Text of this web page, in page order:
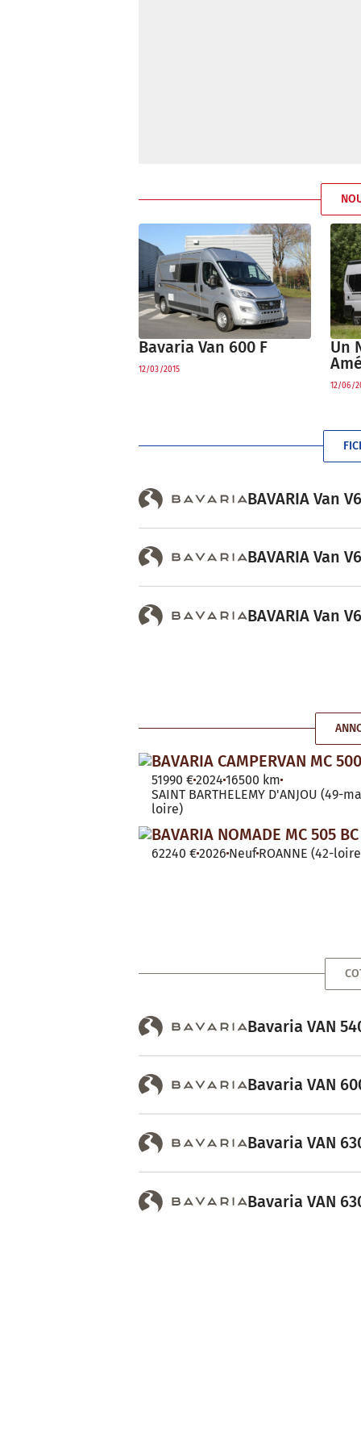
Bavaria Van 600 F
12/03/2015
Un
12/06/
BAVARIA Van
BAVARIA Van
BAVARIA Van
BAVARIA CAMPERVAN MC
51990 €2024 16500 km
SAINT BARTHELEMY D'ANJOU (49-
loire)
BAVARIA NOMADE MC 505 BC
62240 €2026 Neuf ROANNE (42-
Bavaria VAN
Bavaria VAN
Bavaria VAN
Bavaria VAN